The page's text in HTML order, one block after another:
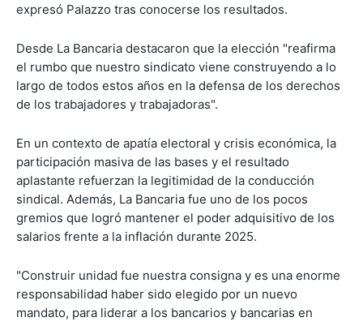
expresó Palazzo tras conocerse los resultados.
Desde La Bancaria destacaron que la elección "reafirma
el rumbo que nuestro sindicato viene construyendo a lo
largo de todos estos años en la defensa de los derechos
de los trabajadores y trabajadoras".
En un contexto de apatía electoral y crisis económica, la
participación masiva de las bases y el resultado
aplastante refuerzan la legitimidad de la conducción
sindical. Además, La Bancaria fue uno de los pocos
gremios que logró mantener el poder adquisitivo de los
salarios frente a la inflación durante 2025.
"Construir unidad fue nuestra consigna y es una enorme
responsabilidad haber sido elegido por un nuevo
mandato, para liderar a los bancarios y bancarias en